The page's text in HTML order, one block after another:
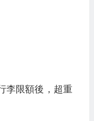
李限額後，超重